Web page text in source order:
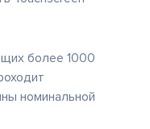
более 1000
номинальной